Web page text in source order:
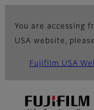
You are accessing
USA website,
Fujifilm USA